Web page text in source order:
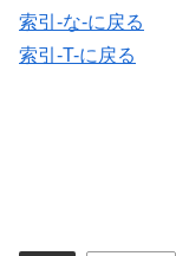
索引-な-に戻る
索引-T-に戻る